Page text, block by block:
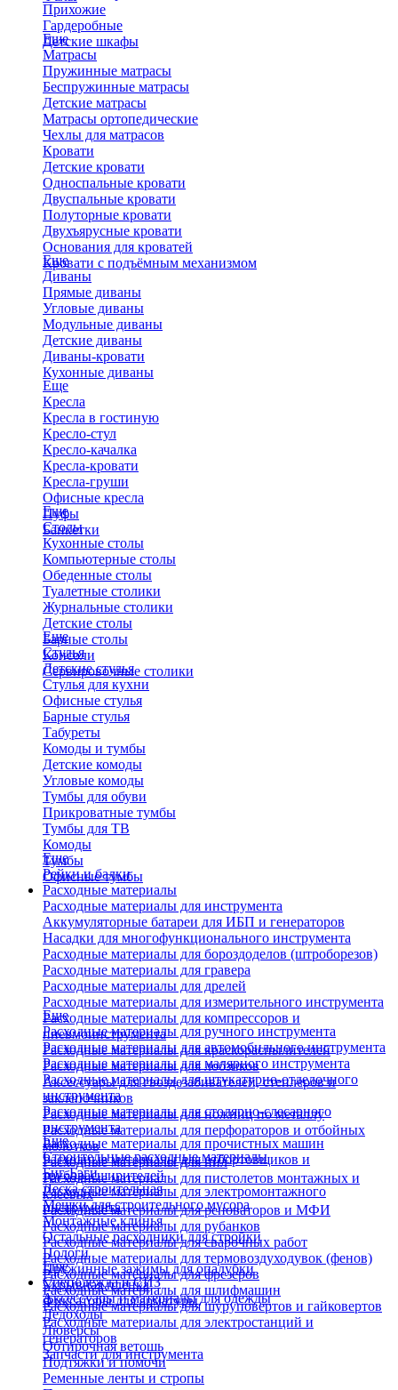
Прихожие
Гардеробные
Детские шкафы
Еще
Матрасы
Пружинные матрасы
Беспружинные матрасы
Детские матрасы
Матрасы ортопедические
Чехлы для матрасов
Кровати
Детские кровати
Односпальные кровати
Двуспальные кровати
Полуторные кровати
Двухъярусные кровати
Основания для кроватей
Кровати с подъёмным механизмом
Еще
Диваны
Прямые диваны
Угловые диваны
Модульные диваны
Детские диваны
Диваны-кровати
Кухонные диваны
Еще
Кресла
Кресла в гостиную
Кресло-стул
Кресло-качалка
Кресла-кровати
Кресла-груши
Офисные кресла
Пуфы
Банкетки
Еще
Столы
Кухонные столы
Компьютерные столы
Обеденные столы
Туалетные столики
Журнальные столики
​Детские столы
Барные столы
Консоли
Сервировочные столики
Еще
Стулья
Детские стулья
Стулья для кухни
Офисные стулья
Барные стулья
Табуреты
Комоды и тумбы
Детские комоды
Угловые комоды
Тумбы для обуви
Прикроватные тумбы
Тумбы для ТВ
Комоды
Тумбы
Офисные тумбы
Еще
Рейки и балки
Расходные материалы
Расходные материалы для инструмента
Аккумуляторные батареи для ИБП и генераторов
Насадки для многофункционального инструмента
Расходные материалы для бороздоделов (штроборезов)
Расходные материалы для гравера
Расходные материалы для дрелей
Расходные материалы для измерительного инструмента
Расходные материалы для компрессоров и
пневмоинструмента
Расходные материалы для краскораспылителей
Расходные материалы для лобзиков
Аксессуары для гвоздезабивателей, степлеров и
заклепочников
Расходные материалы для ножниц по металлу
Расходные материалы для перфораторов и отбойных
молотков
Расходные материалы для пил
Расходные материалы для пистолетов монтажных и
клеевых
Расходные материалы для реноваторов и МФИ
Расходные материалы для рубанков
Расходные материалы для сварочных работ
Расходные материалы для термовоздуходувок (фенов)
Расходные материалы для фрезеров
Расходные материалы для шлифмашин
Расходные материалы для шуруповертов и гайковертов
Расходные материалы для электростанций и
генераторов
Запчасти для инструмента
Еще
Расходные материалы для ручного инструмента
Расходные материалы для автомобильного инструмента
Расходные материалы для малярного инструмента
Расходные материалы для штукатурно-отделочного
инструмента
Расходные материалы для столярно-слесарного
инструмента
Расходные материалы для прочистных машин
Расходные материалы для отбортовщиков и
труборасширителей
Расходные материалы для электромонтажного
инструмента
Еще
Строительные расходные материалы
Биг-Бэги
Леска строительная
Мешки для строительного мусора
Монтажные клинья
Остальные расходники для стройки
Пологи
Пружинные зажимы для опалубки
Укрывная пленка
Фиксаторы для арматуры
Еще
Спецодежда и СИЗ
Аксессуары и материалы для одежды
Ледоходы
Люверсы
Обтирочная ветошь
Подтяжки и помочи
Ременные ленты и стропы